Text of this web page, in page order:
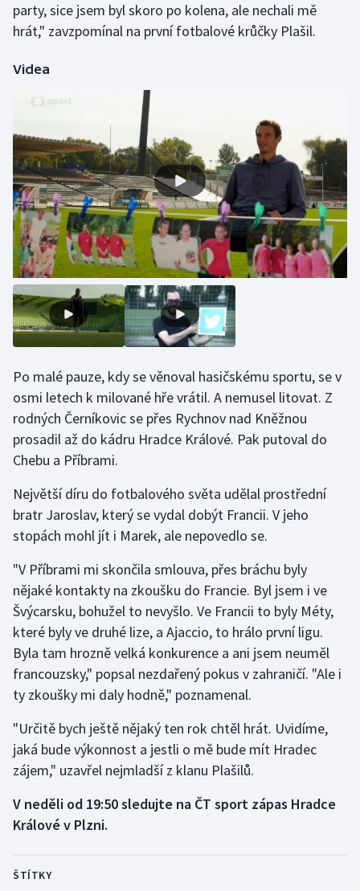
Jezdectví
Krasobruslení
Lezení
Lyže a snowboard
Moderní pětiboj
Motorsport
Olympijské hry
Parasport
Plážový volejbal
Ragby
Rychlostní kanoistika
Sportovní střelba
Stolní tenis
Triatlon
Vodní slalom
Ostatní
party, sice jsem byl skoro po kolena, ale nechali mě
hrát," zavzpomínal na první fotbalové krůčky Plašil.
Videa
Po malé pauze, kdy se věnoval hasičskému sportu, se v
osmi letech k milované hře vrátil. A nemusel litovat. Z
rodných Černíkovic se přes Rychnov nad Kněžnou
prosadil až do kádru Hradce Králové. Pak putoval do
Chebu a Příbrami.
Největší díru do fotbalového světa udělal prostřední
bratr Jaroslav, který se vydal dobýt Francii. V jeho
stopách mohl jít i Marek, ale nepovedlo se.
"V Příbrami mi skončila smlouva, přes bráchu byly
nějaké kontakty na zkoušku do Francie. Byl jsem i ve
Švýcarsku, bohužel to nevyšlo. Ve Francii to byly Méty,
které byly ve druhé lize, a Ajaccio, to hrálo první ligu.
Byla tam hrozně velká konkurence a ani jsem neuměl
francouzsky," popsal nezdařený pokus v zahraničí. "Ale i
ty zkoušky mi daly hodně," poznamenal.
"Určitě bych ještě nějaký ten rok chtěl hrát. Uvidíme,
jaká bude výkonnost a jestli o mě bude mít Hradec
zájem," uzavřel nejmladší z klanu Plašilů.
V neděli od 19:50 sledujte na ČT sport zápas Hradce
Králové v Plzni.
ŠTÍTKY